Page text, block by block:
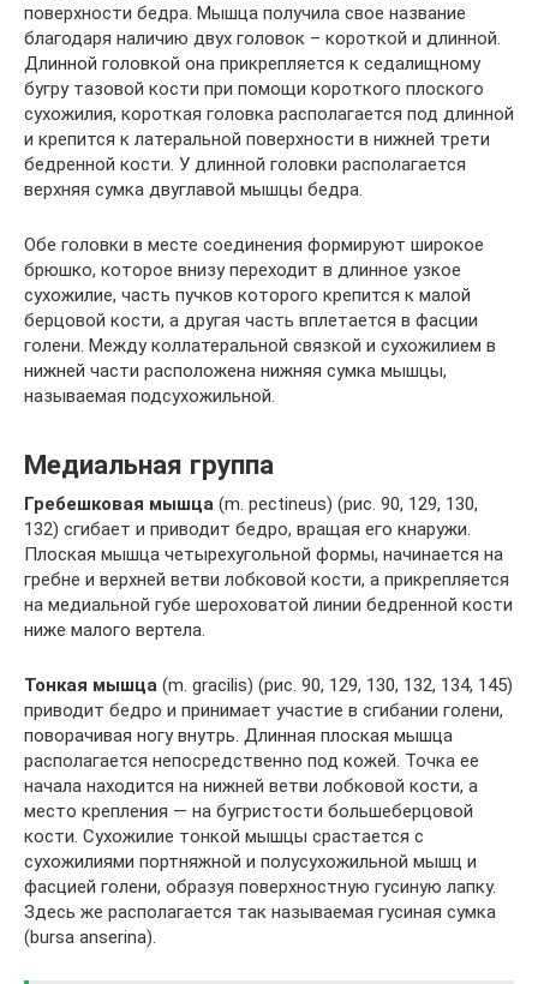
поверхности бедра. Мышца получила свое название
благодаря наличию двух головок – короткой и длинной.
Длинной головкой она прикрепляется к седалищному
бугру тазовой кости при помощи короткого плоского
сухожилия, короткая головка располагается под длинной
и крепится к латеральной поверхности в нижней трети
бедренной кости. У длинной головки располагается
верхняя сумка двуглавой мышцы бедра.
Обе головки в месте соединения формируют широкое
брюшко, которое внизу переходит в длинное узкое
сухожилие, часть пучков которого крепится к малой
берцовой кости, а другая часть вплетается в фасции
голени. Между коллатеральной связкой и сухожилием в
нижней части расположена нижняя сумка мышцы,
называемая подсухожильной.
Медиальная группа
Гребешковая мышца (m. pectineus) (рис. 90, 129, 130,
132) сгибает и приводит бедро, вращая его кнаружи.
Плоская мышца четырехугольной формы, начинается на
гребне и верхней ветви лобковой кости, а прикрепляется
на медиальной губе шероховатой линии бедренной кости
ниже малого вертела.
Тонкая мышца (m. gracilis) (рис. 90, 129, 130, 132, 134, 145)
приводит бедро и принимает участие в сгибании голени,
поворачивая ногу внутрь. Длинная плоская мышца
располагается непосредственно под кожей. Точка ее
начала находится на нижней ветви лобковой кости, а
место крепления — на бугристости большеберцовой
кости. Сухожилие тонкой мышцы срастается с
сухожилиями портняжной и полусухожильной мышц и
фасцией голени, образуя поверхностную гусиную лапку.
Здесь же располагается так называемая гусиная сумка
(bursa anserina).